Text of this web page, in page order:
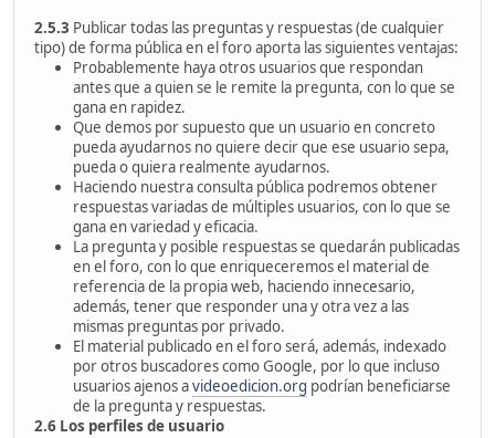
2.5.3 Publicar todas las preguntas y respuestas (de cualquier
tipo) de forma pública en el foro aporta las siguientes ventajas:
Probablemente haya otros usuarios que respondan
antes que a quien se le remite la pregunta, con lo que se
gana en rapidez.
Que demos por supuesto que un usuario en concreto
pueda ayudarnos no quiere decir que ese usuario sepa,
pueda o quiera realmente ayudarnos.
Haciendo nuestra consulta pública podremos obtener
respuestas variadas de múltiples usuarios, con lo que se
gana en variedad y eficacia.
La pregunta y posible respuestas se quedarán publicadas
en el foro, con lo que enriqueceremos el material de
referencia de la propia web, haciendo innecesario,
además, tener que responder una y otra vez a las
mismas preguntas por privado.
El material publicado en el foro será, además, indexado
por otros buscadores como Google, por lo que incluso
usuarios ajenos avideoedicion.org podrían beneficiarse
de la pregunta y respuestas.
2.6 Los perfiles de usuario